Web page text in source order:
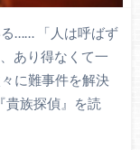
…… 「人は呼ばず
あり得なくて一
に難事件を解決
貴族探偵』を読